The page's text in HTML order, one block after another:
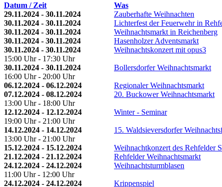
Datum / Zeit
Was
29.11.2024 - 30.11.2024
Zauberhafte Weihnachten
30.11.2024 - 30.11.2024
Lichterfest der Feuerwehr in
30.11.2024 - 30.11.2024
Weihnachtsmarkt in Reichenberg
30.11.2024 - 30.11.2024
Hasenholzer Adventsmarkt
30.11.2024 - 30.11.2024
15:00 Uhr - 17:30 Uhr
Weihnachtskonzert mit opus3
30.11.2024 - 30.11.2024
16:00 Uhr - 20:00 Uhr
Bollersdorfer Weihnachtsmarkt
06.12.2024 - 06.12.2024
Regionaler Weihnachtsmarkt
07.12.2024 - 08.12.2024
13:00 Uhr - 18:00 Uhr
20. Buckower Weihnachtsmarkt
12.12.2024 - 12.12.2024
19:00 Uhr - 21:00 Uhr
Winter - Seminar
14.12.2024 - 14.12.2024
13:00 Uhr - 21:00 Uhr
15. Waldsieversdorfer
15.12.2024 - 15.12.2024
Weihnachtkonzert des Rehfelder
21.12.2024 - 21.12.2024
Rehfelder Weihnachtsmarkt
24.12.2024 - 24.12.2024
11:00 Uhr - 12:00 Uhr
Weihnachtsturmblasen
24.12.2024 - 24.12.2024
Krippenspiel